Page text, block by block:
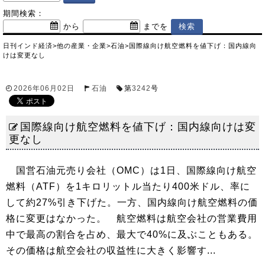
期間検索：
から
までを
日刊インド経済>他の産業・企業>石油> 国際線向け航空燃料を値下げ：国内線向
けは変更なし
2026年06月02日 石油 第3242号
国際線向け航空燃料を値下げ：国内線向けは変
更なし
国営石油元売り会社（OMC）は1日、国際線向け航空
燃料（ATF）を1キロリットル当たり400米ドル、率に
して約27%引き下げた。一方、国内線向け航空燃料の価
格に変更はなかった。 航空燃料は航空会社の営業費用
中で最高の割合を占め、最大で40%に及ぶこともある。
その価格は航空会社の収益性に大きく影響す...